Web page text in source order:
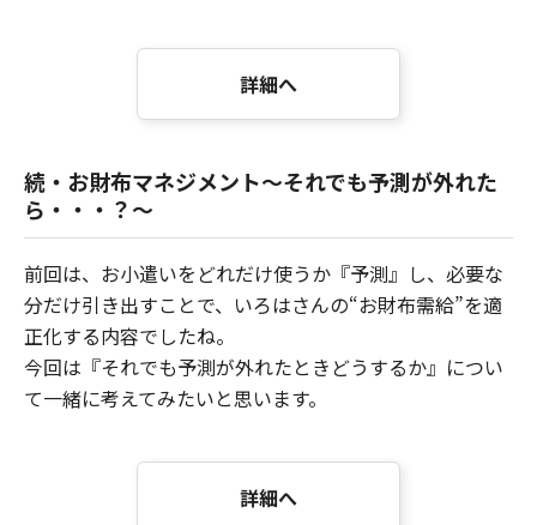
詳細へ
続・お財布マネジメント～それでも予測が外れた
ら・・・？～
前回は、お小遣いをどれだけ使うか『予測』し、必要な
分だけ引き出すことで、いろはさんの“お財布需給”を適
正化する内容でしたね。
今回は『それでも予測が外れたときどうするか』につい
て一緒に考えてみたいと思います。
詳細へ